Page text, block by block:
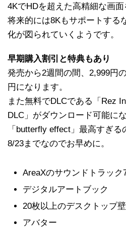
4KでHDを超えた高精細な画
将来的には8Kもサポートする
化が図られていくようです。
早期購入割引と特典もあり
発売から2週間の間、2,999円
円になります。
また無料でDLCである「Rez
DLC」がダウンロード可能にな
「butterfly effect」最高すぎる
8/23までなのでお早めに。
AreaXのサウンドトラック
デジタルアートブック
20枚以上のデスクトップ
アバター